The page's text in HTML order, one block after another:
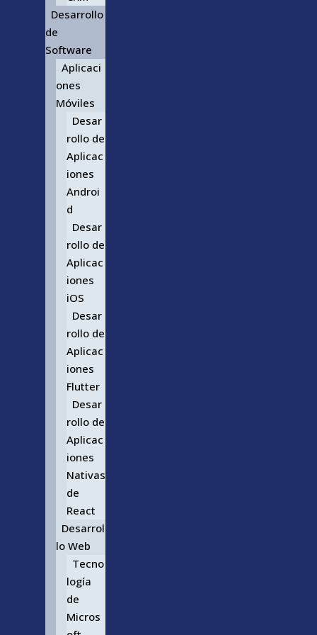
Desarrollo
de
Software
Aplicaci
ones
Móviles
Desar
rollo de
Aplicac
iones
Androi
d
Desar
rollo de
Aplicac
iones
iOS
Desar
rollo de
Aplicac
iones
Flutter
Desar
rollo de
Aplicac
iones
Nativas
de
React
Desarrol
lo Web
Tecno
logía
de
Micros